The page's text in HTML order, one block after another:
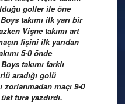
goller ile öne
takımı ilk yarı bir
Vişne takımı art
fişini ilk yarıdan
5-0 önde
takımı farklı
aradığı golü
zorlanmadan maçı 9-0
tura yazdırdı.